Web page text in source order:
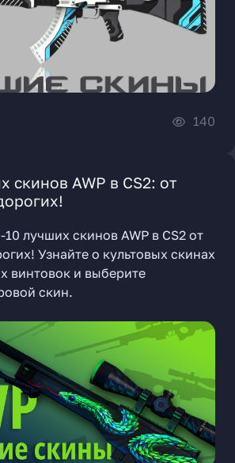
140
скинов AWP в CS2: от
лучших скинов AWP в CS2 от
Узнайте о культовых скинах
винтовок и выберите
скин.